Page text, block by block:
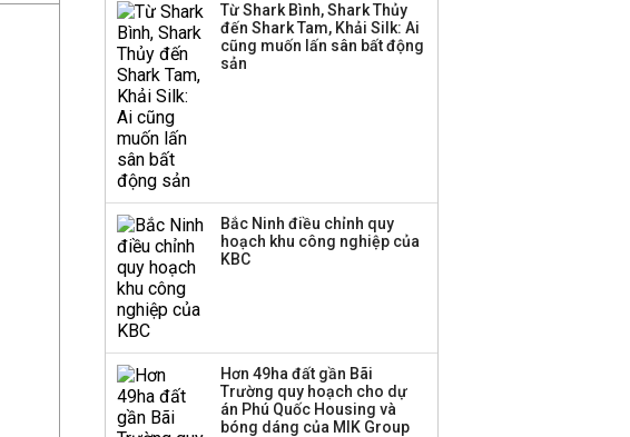
nhiều ngân hàng tăng
ba chữ số trong nửa
đầu năm:
Từ Shark Bình, Shark Thủy
đến Shark Tam, Khải Silk: Ai
cũng muốn lấn sân bất động
sản
Bắc Ninh điều chỉnh quy
hoạch khu công nghiệp của
KBC
Hơn 49ha đất gần Bãi
Trường quy hoạch cho dự
án Phú Quốc Housing và
bóng dáng của MIK Group